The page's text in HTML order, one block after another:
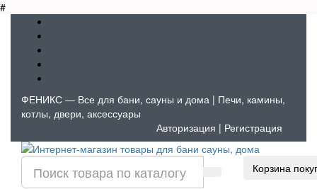
#
ФЕНИКС — Все для бани, сауны и дома | Печи, камины,
котлы, двери, аксессуары
Авторизация | Регистрация
Корзина